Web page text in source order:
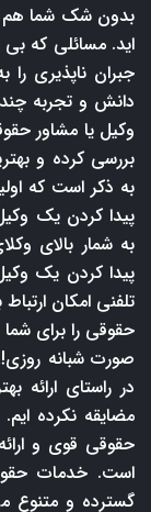
بدون شک شما هم
اید. مسائلی که بی
جبران ناپذیری
دانش و تجربه
وکیل یا مشاور
بررسی کرده و
به ذکر است که
پیدا کردن یک
به شمار بالای
پیدا کردن یک
تلفنی امکان
حقوقی را برای
صورت شبانه
در راستای ارائه
مضایقه نکرده
حقوقی قوی و
است. خدمات
گسترده و متنوع